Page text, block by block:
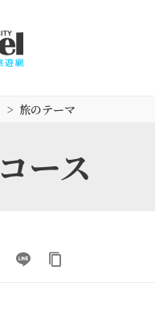
旅のテーマ
ース